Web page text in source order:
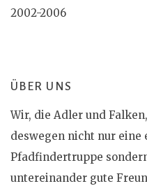
2002-2006
ÜBER UNS
Wir, die Adler und
deswegen nicht nur eine
Pfadfindertruppe
untereinander gute